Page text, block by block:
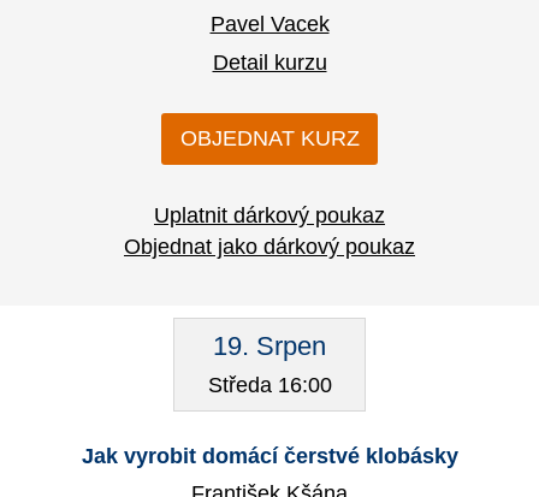
Pavel Vacek
Detail kurzu
OBJEDNAT KURZ
Uplatnit dárkový poukaz
Objednat jako dárkový poukaz
19. Srpen
Středa 16:00
Jak vyrobit domácí čerstvé klobásky